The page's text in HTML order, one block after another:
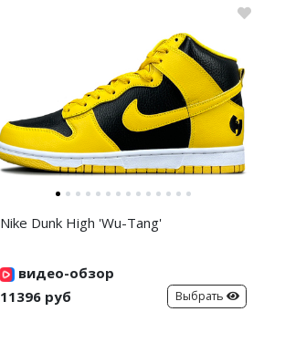
Nike Dunk High 'Wu-Tang'
видео-обзор
11396 руб
Выбрать